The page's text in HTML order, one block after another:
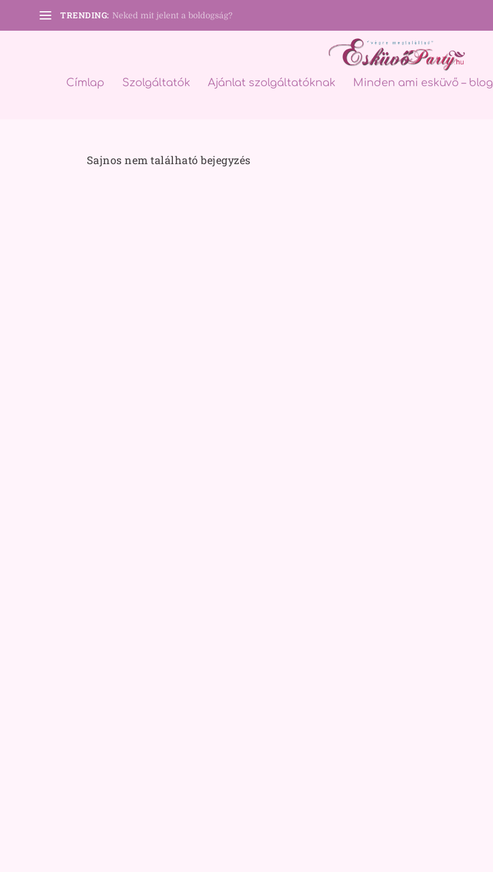
TRENDING: Neked mit jelent a boldogság?
Címlap Szolgáltatók Ajánlat szolgáltatóknak Minden ami esküvő – blog
Sajnos nem található bejegyzés